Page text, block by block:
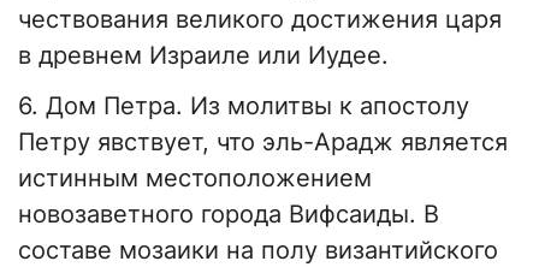
чествования великого достижения царя
в древнем Израиле или Иудее.
6. Дом Петра. Из молитвы к апостолу
Петру явствует, что эль-Арадж является
истинным местоположением
новозаветного города Вифсаиды. В
составе мозаики на полу византийского